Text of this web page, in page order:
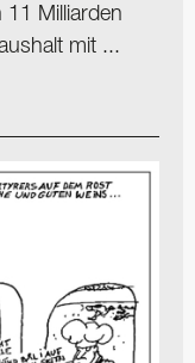
11 Milliarden
mit ...